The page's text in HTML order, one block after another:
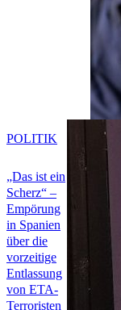
„Das ist ein
Scherz“ –
Empörung
in Spanien
über die
vorzeitige
Entlassung
von ETA-
Terroristen
POLITIK